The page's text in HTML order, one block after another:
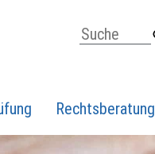
Rechtsberatung